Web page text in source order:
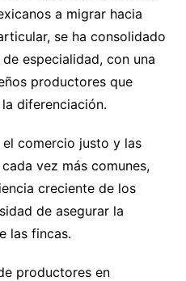
a migrar hacia
se ha consolidado
especialidad, con una
productores que
diferenciación.
comercio justo y las
vez más comunes,
creciente de los
de asegurar la
las fincas.
productores en